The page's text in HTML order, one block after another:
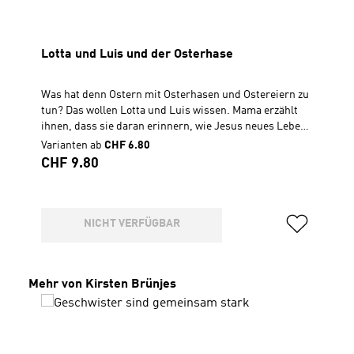
Lotta und Luis und der Osterhase
Was hat denn Ostern mit Osterhasen und Ostereiern zu
tun? Das wollen Lotta und Luis wissen. Mama erzählt
ihnen, dass sie daran erinnern, wie Jesus neues Leben
schenken kann, weil er für uns gestorben ist. Neues
Leben, das kommt auch durch Flocke und Ratz, zwei
Varianten ab CHF 6.80
Regulärer Preis:
CHF 9.80
NICHT VERFÜGBAR
Produktgalerie überspringen
Mehr von Kirsten Brünjes